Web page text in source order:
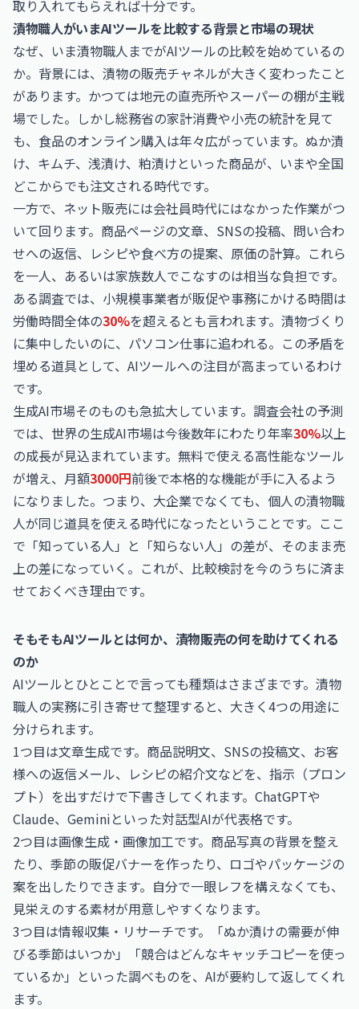
取り入れてもらえれば十分です。
漬物職人がいまAIツールを比較する背景と市場の現状
なぜ、いま漬物職人までがAIツールの比較を始めているの
か。背景には、漬物の販売チャネルが大きく変わったこと
があります。かつては地元の直売所やスーパーの棚が主戦
場でした。しかし総務省の家計消費や小売の統計を見て
も、食品のオンライン購入は年々広がっています。ぬか漬
け、キムチ、浅漬け、粕漬けといった商品が、いまや全国
どこからでも注文される時代です。
一方で、ネット販売には会社員時代にはなかった作業がつ
いて回ります。商品ページの文章、SNSの投稿、問い合わ
せへの返信、レシピや食べ方の提案、原価の計算。これら
を一人、あるいは家族数人でこなすのは相当な負担です。
ある調査では、小規模事業者が販促や事務にかける時間は
労働時間全体の30%を超えるとも言われます。漬物づくり
に集中したいのに、パソコン仕事に追われる。この矛盾を
埋める道具として、AIツールへの注目が高まっているわけ
です。
生成AI市場そのものも急拡大しています。調査会社の予測
では、世界の生成AI市場は今後数年にわたり年率30%以上
の成長が見込まれています。無料で使える高性能なツール
が増え、月額3000円前後で本格的な機能が手に入るよう
になりました。つまり、大企業でなくても、個人の漬物職
人が同じ道具を使える時代になったということです。ここ
で「知っている人」と「知らない人」の差が、そのまま売
上の差になっていく。これが、比較検討を今のうちに済ま
せておくべき理由です。
そもそもAIツールとは何か、漬物販売の何を助けてくれる
のか
AIツールとひとことで言っても種類はさまざまです。漬物
職人の実務に引き寄せて整理すると、大きく4つの用途に
分けられます。
1つ目は文章生成です。商品説明文、SNSの投稿文、お客
様への返信メール、レシピの紹介文などを、指示（プロン
プト）を出すだけで下書きしてくれます。ChatGPTや
Claude、Geminiといった対話型AIが代表格です。
2つ目は画像生成・画像加工です。商品写真の背景を整え
たり、季節の販促バナーを作ったり、ロゴやパッケージの
案を出したりできます。自分で一眼レフを構えなくても、
見栄えのする素材が用意しやすくなります。
3つ目は情報収集・リサーチです。「ぬか漬けの需要が伸
びる季節はいつか」「競合はどんなキャッチコピーを使っ
ているか」といった調べものを、AIが要約して返してくれ
ます。